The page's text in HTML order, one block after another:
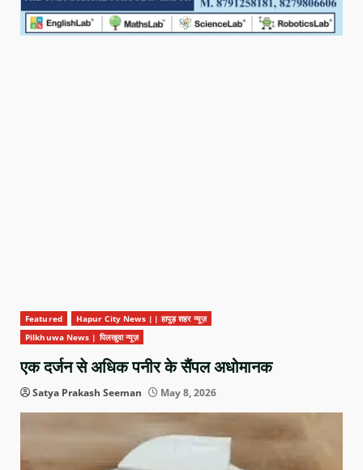
Featured
Hapur City News || हापुड़ शहर न्यूज़
Pilkhuwa News | पिलखुवा न्यूज़
एक दर्जन से अधिक पनीर के सैंपल अधोमानक
Satya Prakash Seeman May 8, 2026